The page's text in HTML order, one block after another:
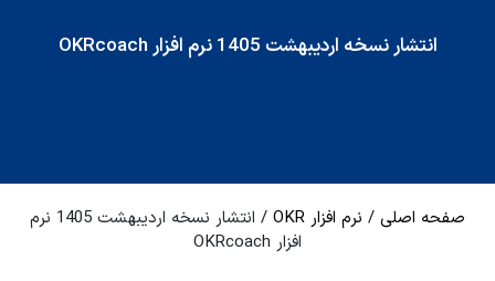
انتشار نسخه اردیبهشت 1405 نرم افزار OKRcoach
صفحه اصلی / نرم افزار OKR /
انتشار نسخه اردیبهشت 1405 نرم
افزار OKRcoach